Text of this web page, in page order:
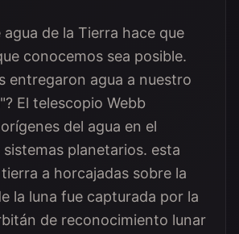
agua de la Tierra hace que
conocemos sea posible.
entregaron agua a nuestro
El telescopio Webb
del agua en el
planetarios. esta
a horcajadas sobre la
la luna fue capturada por la
de reconocimiento lunar